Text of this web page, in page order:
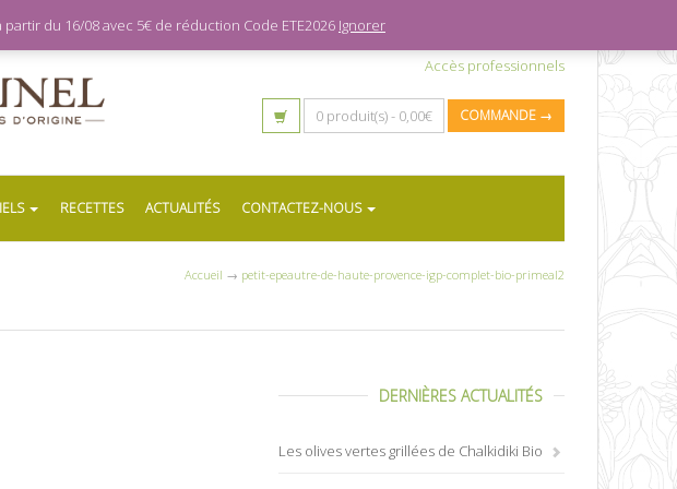
Accès professionnels
0 produit(s) - 0,00€ COMMANDE →
RECETTES ACTUALITÉS CONTACTEZ-NOUS
Accueil → petit-epeautre-de-haute-provence-igp-complet-bio-primeal2
DERNIÈRES ACTUALITÉS
Les olives vertes grillées de Chalkidiki Bio
du 16/08 avec 5€ de réduction Code ETE2026 Ignorer